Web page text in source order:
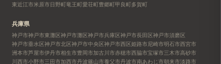
東近江市米原市日野町竜王町愛荘町豊郷町甲良町多賀町
兵庫県
神戸市神戸市東灘区神戸市灘区神戸市兵庫区神戸市長田区神戸市須磨区
神戸市垂水区神戸市北区神戸市中央区神戸市西区姫路市尼崎市明石市西宮市
洲本市芦屋市伊丹市相生市豊岡市加古川市赤穂市西脇市宝塚市三木市高砂市
川西市小野市三田市加西市丹波篠山市養父市丹波市南あわじ市朝来市淡路市